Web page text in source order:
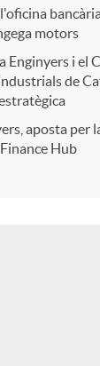
motors
Enginyers i el
de
aposta per
Hub